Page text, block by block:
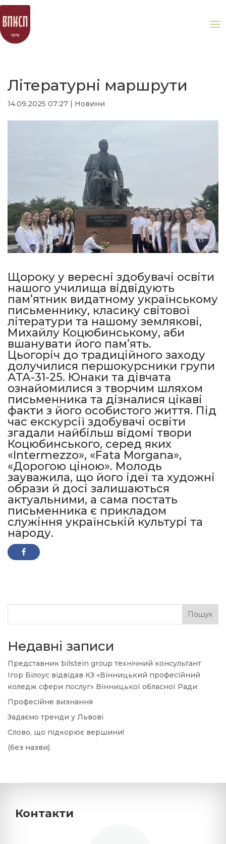
Літературні маршрути
14.09.2025 07:27 Новини
Щороку у вересні здобувачі освіти
нашого училища відвідують
пам’ятник видатному українському
письменнику, класику світової
літератури та нашому землякові,
Михайлу Коцюбинському, аби
вшанувати його пам’ять.
Цьогоріч до традиційного заходу
долучилися першокурсники групи
АТА-31-25. Юнаки та дівчата
ознайомилися з творчим шляхом
письменника та дізналися цікаві
факти з його особистого життя. Під
час екскурсії здобувачі освіти
згадали найбільш відомі твори
Коцюбинського, серед яких
«Intermezzo», «Fata Morgana»,
«Дорогою ціною». Молодь
зауважила, що його ідеї та художні
образи й досі залишаються
актуальними, а сама постать
письменника є прикладом
служіння українській культурі та
народу.
Пошук
Недавні записи
Представник bilstein group технічний консультант
Ігор Білоус відвідав КЗ «Вінницький професійний
коледж сфери послуг» Вінницької обласної Ради
Професійне визнання
Задаємо тренди у Львові
Слово, що підкорює вершини!
(без назви)
Контакти